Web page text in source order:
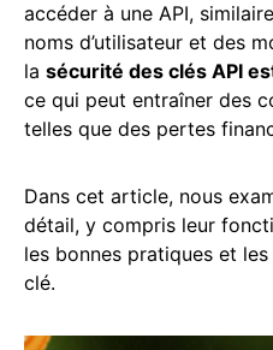
accéder à une API,
noms d’utilisateur et des
la sécurité des clés API
ce qui peut entraîner des
telles que des pertes
Dans cet article, nous
détail, y compris leur
les bonnes pratiques et
clé.